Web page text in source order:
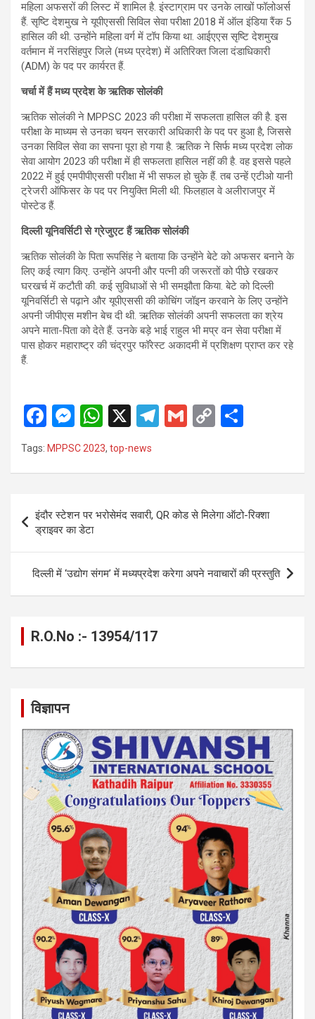
महिला अफसरों की लिस्ट में शामिल है. इंस्टाग्राम पर उनके लाखों फॉलोअर्स
हैं. सृष्टि देशमुख ने यूपीएससी सिविल सेवा परीक्षा 2018 में ऑल इंडिया रैंक 5
हासिल की थी. उन्होंने महिला वर्ग में टॉप किया था. आईएएस सृष्टि देशमुख
वर्तमान में नरसिंहपुर जिले (मध्य प्रदेश) में अतिरिक्त जिला दंडाधिकारी
(ADM) के पद पर कार्यरत हैं.
चर्चा में हैं मध्य प्रदेश के ऋतिक सोलंकी
ऋतिक सोलंकी ने MPPSC 2023 की परीक्षा में सफलता हासिल की है. इस
परीक्षा के माध्यम से उनका चयन सरकारी अधिकारी के पद पर हुआ है, जिससे
उनका सिविल सेवा का सपना पूरा हो गया है. ऋतिक ने सिर्फ मध्य प्रदेश लोक
सेवा आयोग 2023 की परीक्षा में ही सफलता हासिल नहीं की है. वह इससे पहले
2022 में हुई एमपीपीएससी परीक्षा में भी सफल हो चुके हैं. तब उन्हें एटीओ यानी
ट्रेजरी ऑफिसर के पद पर नियुक्ति मिली थी. फिलहाल वे अलीराजपुर में
पोस्टेड हैं.
दिल्ली यूनिवर्सिटी से ग्रेजुएट हैं ऋतिक सोलंकी
ऋतिक सोलंकी के पिता रूपसिंह ने बताया कि उन्होंने बेटे को अफसर बनाने के
लिए कई त्याग किए. उन्होंने अपनी और पत्नी की जरूरतों को पीछे रखकर
घरखर्च में कटौती की. कई सुविधाओं से भी समझौता किया. बेटे को दिल्ली
यूनिवर्सिटी से पढ़ाने और यूपीएससी की कोचिंग जॉइन करवाने के लिए उन्होंने
अपनी जीपीएस मशीन बेच दी थी. ऋतिक सोलंकी अपनी सफलता का श्रेय
अपने माता-पिता को देते हैं. उनके बड़े भाई राहुल भी मप्र वन सेवा परीक्षा में
पास होकर महाराष्ट्र की चंद्रपुर फॉरेस्ट अकादमी में प्रशिक्षण प्राप्त कर रहे
हैं.
F
a
o
o
k
M
es
g
er
W
h
at
A
p
X
T
a
m
G
C
n
Tags: MPPSC 2023, top-news
Post
navigation
इंदौर स्टेशन पर भरोसेमंद सवारी, QR कोड से मिलेगा ऑटो-रिक्शा
ड्राइवर का डेटा
दिल्ली में ‘उद्योग संगम’ में मध्यप्रदेश करेगा अपने नवाचारों की प्रस्तुति
R.O.No :- 13954/117
विज्ञापन